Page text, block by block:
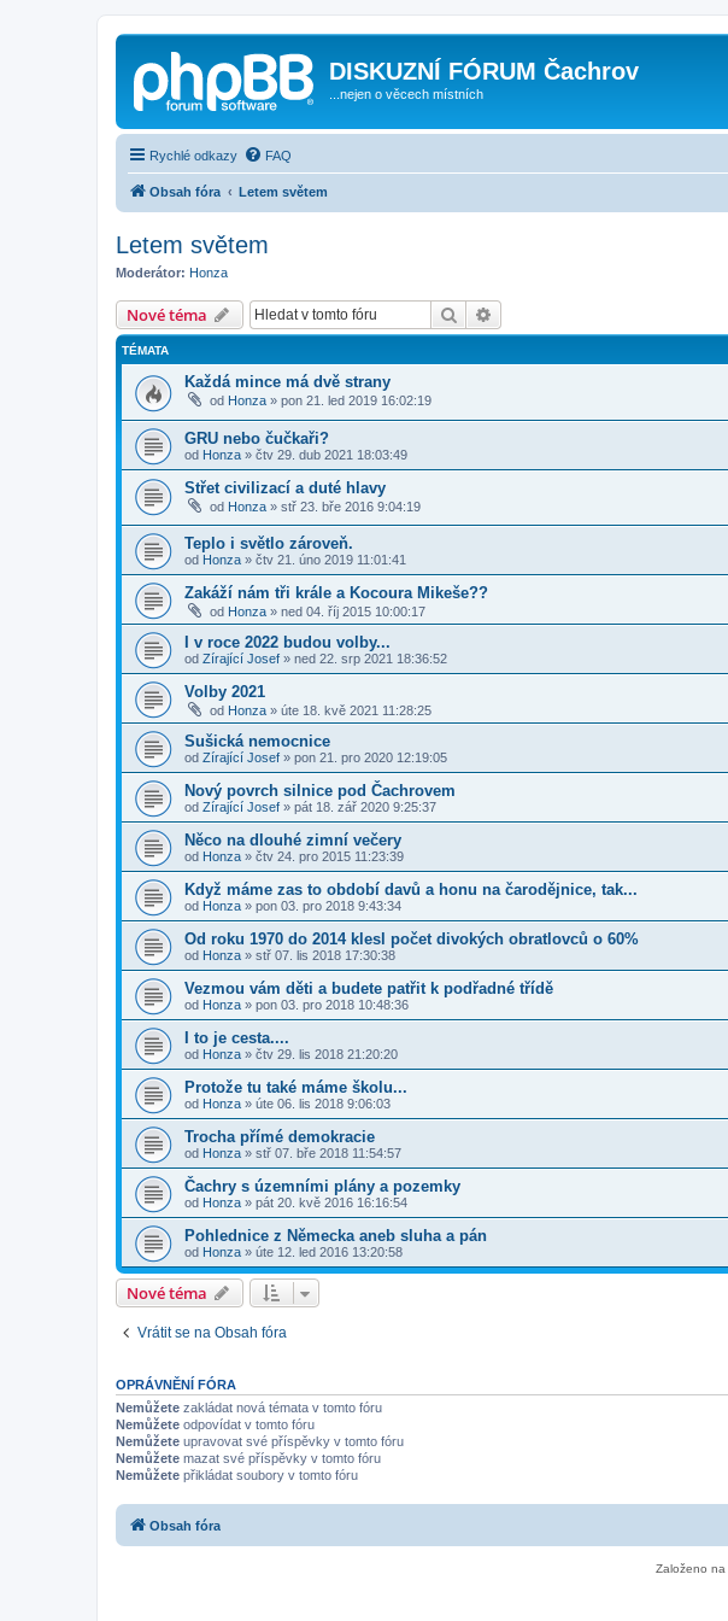
DISKUZNÍ FÓRUM Čachrov
...nejen o věcech místních
Rychlé odkazy FAQ
Obsah fóra Letem světem
Letem světem
Moderátor: Honza
Nové téma Hledat
TÉMATA
Každá mince má dvě strany
od Honza » pon 21. led 2019 16:02:19
GRU nebo čučkaři?
od Honza » čtv 29. dub 2021 18:03:49
Střet civilizací a duté hlavy
od Honza » stř 23. bře 2016 9:04:19
Teplo i světlo zároveň.
od Honza » čtv 21. úno 2019 11:01:41
Zakáží nám tři krále a Kocoura Mikeše??
od Honza » ned 04. říj 2015 10:00:17
I v roce 2022 budou volby...
od Zírající Josef » ned 22. srp 2021 18:36:52
Volby 2021
od Honza » úte 18. kvě 2021 11:28:25
Sušická nemocnice
od Zírající Josef » pon 21. pro 2020 12:19:05
Nový povrch silnice pod Čachrovem
od Zírající Josef » pát 18. zář 2020 9:25:37
Něco na dlouhé zimní večery
od Honza » čtv 24. pro 2015 11:23:39
Když máme zas to období davů a honu na čarodějnice, tak...
od Honza » pon 03. pro 2018 9:43:34
Od roku 1970 do 2014 klesl počet divokých obratlovců o 60%
od Honza » stř 07. lis 2018 17:30:38
Vezmou vám děti a budete patřit k podřadné třídě
od Honza » pon 03. pro 2018 10:48:36
I to je cesta....
od Honza » čtv 29. lis 2018 21:20:20
Protože tu také máme školu...
od Honza » úte 06. lis 2018 9:06:03
Trocha přímé demokracie
od Honza » stř 07. bře 2018 11:54:57
Čachry s územními plány a pozemky
od Honza » pát 20. kvě 2016 16:16:54
Pohlednice z Německa aneb sluha a pán
od Honza » úte 12. led 2016 13:20:58
Nové téma
Vrátit se na Obsah fóra
OPRÁVNĚNÍ FÓRA
Nemůžete zakládat nová témata v tomto fóru
Nemůžete odpovídat v tomto fóru
Nemůžete upravovat své příspěvky v tomto fóru
Nemůžete mazat své příspěvky v tomto fóru
Nemůžete přikládat soubory v tomto fóru
Obsah fóra
Založeno na